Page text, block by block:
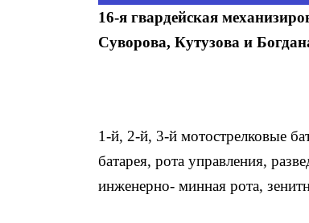
16-я гвардейская
Суворова, Кутузова и
1-й, 2-й, 3-й мотострелковые
батарея, рота управления,
инженерно- минная рота,